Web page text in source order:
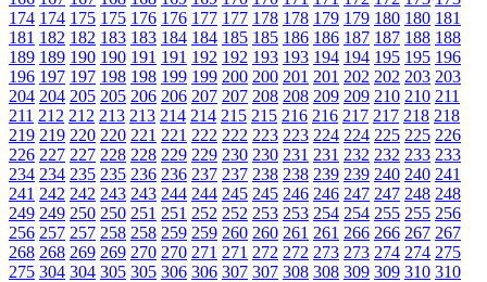
174 174 175 175 176 176 177 177 178 178 179 179 180 180 181
181 182 182 183 183 184 184 185 185 186 186 187 187 188 188
189 189 190 190 191 191 192 192 193 193 194 194 195 195 196
196 197 197 198 198 199 199 200 200 201 201 202 202 203 203
204 204 205 205 206 206 207 207 208 208 209 209 210 210 211
211 212 212 213 213 214 214 215 215 216 216 217 217 218 218
219 219 220 220 221 221 222 222 223 223 224 224 225 225 226
226 227 227 228 228 229 229 230 230 231 231 232 232 233 233
234 234 235 235 236 236 237 237 238 238 239 239 240 240 241
241 242 242 243 243 244 244 245 245 246 246 247 247 248 248
249 249 250 250 251 251 252 252 253 253 254 254 255 255 256
256 257 257 258 258 259 259 260 260 261 261 266 266 267 267
268 268 269 269 270 270 271 271 272 272 273 273 274 274 275
275 304 304 305 305 306 306 307 307 308 308 309 309 310 310